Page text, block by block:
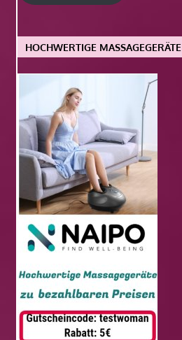
HOCHWERTIGE MASSAGEGERÄTE